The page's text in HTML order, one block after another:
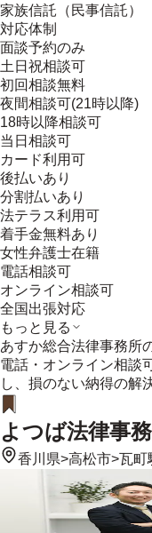
家族信託（民事信託）
対応体制
面談予約のみ
土日祝相談可
初回相談無料
夜間相談可(21時以降)
18時以降相談可
当日相談可
カード利用可
後払いあり
分割払いあり
法テラス利用可
着手金無料あり
女性弁護士在籍
電話相談可
オンライン相談可
全国出張対応
もっと見る
あすか総合法律事務所
電話・オンライン相談
し、損のない納得の解
よつば法律事
香川県>高松市>瓦町